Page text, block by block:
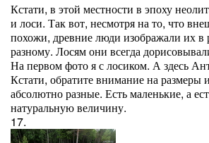
Кстати, в этой местности в эпоху
и лоси. Так вот, несмотря на то, что
похожи, древние люди изображали их в
разному. Лосям они всегда
На первом фото я с лосиком. А здесь
Кстати, обратите внимание на
абсолютно разные. Есть маленькие, а
натуральную величину.
17.